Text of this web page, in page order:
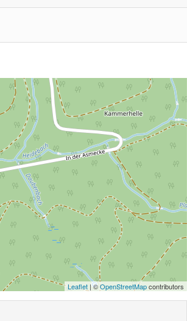
Leaflet | ©OpenStreetMapcontributors